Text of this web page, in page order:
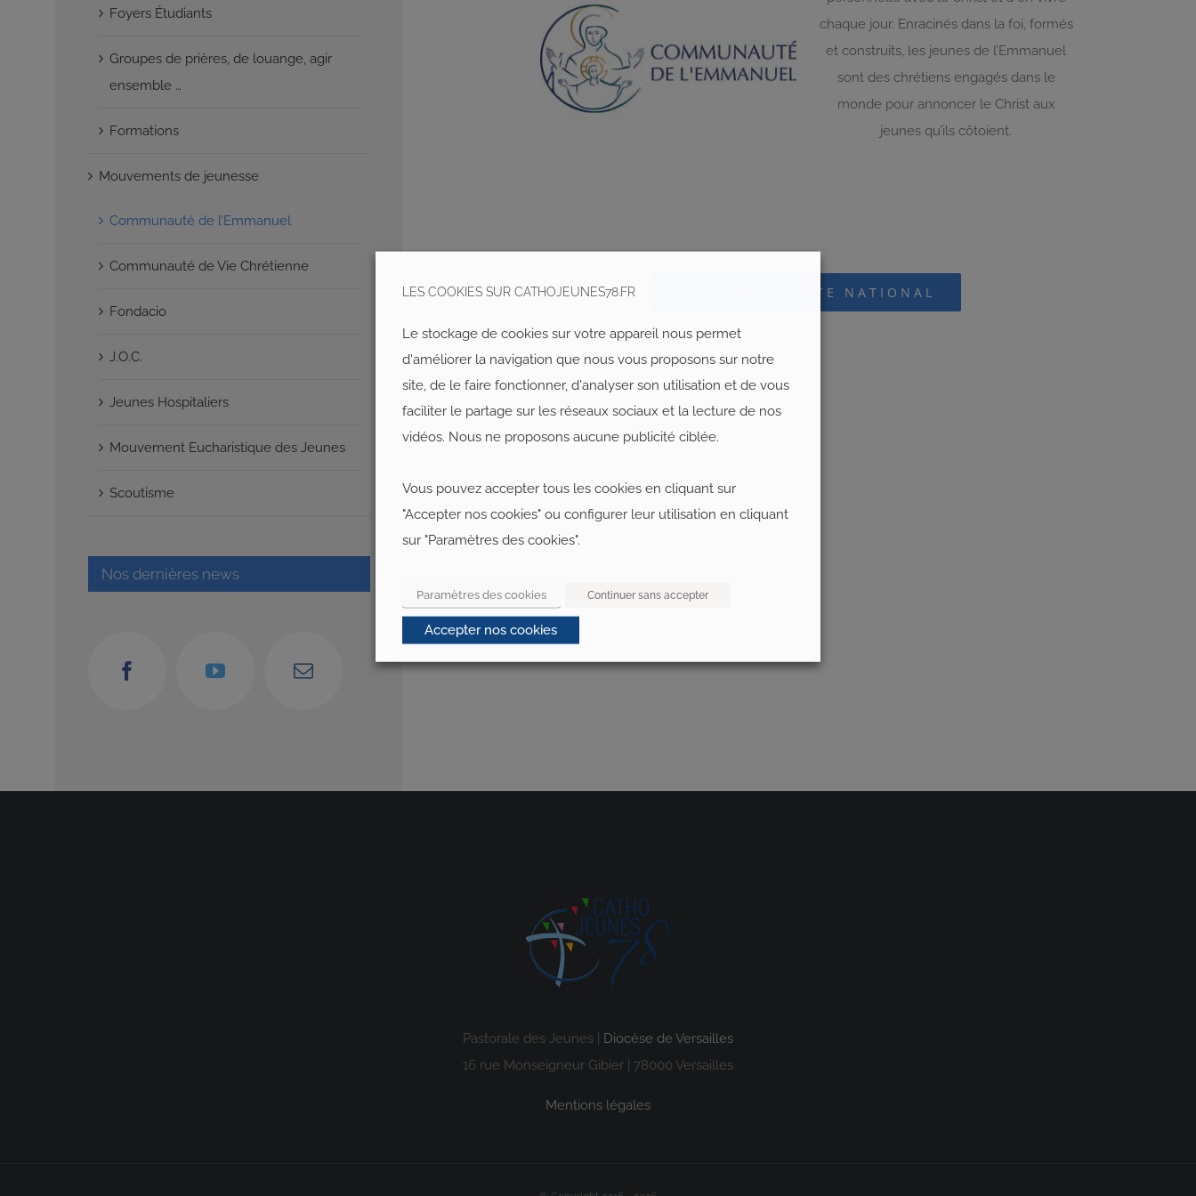
chaque jour. Enracinés dans la foi, formés
et construits, les jeunes de l’Emmanuel
sont des chrétiens engagés dans le
monde pour annoncer le Christ aux
jeunes qu’ils côtoient.
ACCÉDER AU SITE NATIONAL
Foyers Étudiants
Groupes de prières, de louange, agir
ensemble …
Formations
Mouvements de jeunesse
Communauté de l’Emmanuel
Communauté de Vie Chrétienne
Fondacio
J.O.C.
Jeunes Hospitaliers
Mouvement Eucharistique des Jeunes
Scoutisme
Nos dernières news
Pastorale des Jeunes |
Diocèse de Versailles
16 rue Monseigneur Gibier | 78000 Versailles
Mentions légales
LES COOKIES SUR CATHOJEUNES78.FR
Le stockage de cookies sur votre appareil nous permet
d'améliorer la navigation que nous vous proposons sur notre
site, de le faire fonctionner, d'analyser son utilisation et de vous
faciliter le partage sur les réseaux sociaux et la lecture de nos
vidéos. Nous ne proposons aucune publicité ciblée.
Vous pouvez accepter tous les cookies en cliquant sur
"Accepter nos cookies" ou configurer leur utilisation en cliquant
sur "Paramètres des cookies".
Paramètres des cookies Continuer sans accepter
Accepter nos cookies